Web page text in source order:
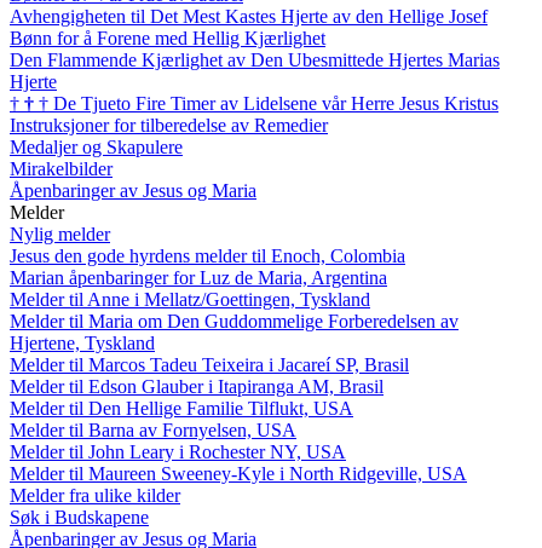
Avhengigheten til Det Mest Kastes Hjerte av den Hellige Josef
Bønn for å Forene med Hellig Kjærlighet
Den Flammende Kjærlighet av Den Ubesmittede Hjertes Marias
Hjerte
† † † De Tjueto Fire Timer av Lidelsene vår Herre Jesus Kristus
Instruksjoner for tilberedelse av Remedier
Medaljer og Skapulere
Mirakelbilder
Åpenbaringer av Jesus og Maria
Melder
Nylig melder
Jesus den gode hyrdens melder til Enoch, Colombia
Marian åpenbaringer for Luz de Maria, Argentina
Melder til Anne i Mellatz/Goettingen, Tyskland
Melder til Maria om Den Guddommelige Forberedelsen av
Hjertene, Tyskland
Melder til Marcos Tadeu Teixeira i Jacareí SP, Brasil
Melder til Edson Glauber i Itapiranga AM, Brasil
Melder til Den Hellige Familie Tilflukt, USA
Melder til Barna av Fornyelsen, USA
Melder til John Leary i Rochester NY, USA
Melder til Maureen Sweeney-Kyle i North Ridgeville, USA
Melder fra ulike kilder
Søk i Budskapene
Åpenbaringer av Jesus og Maria